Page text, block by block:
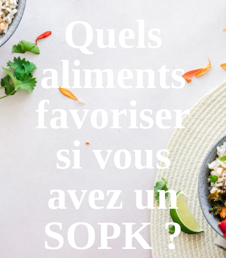
Quels
aliments
favoriser
si vous
avez un
SOPK ?